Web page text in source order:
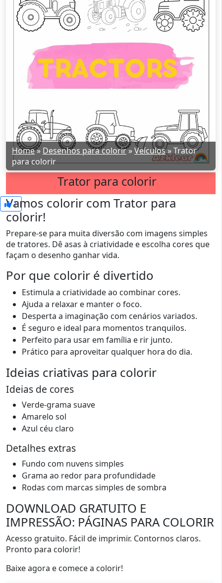
Home» Desenhos para colorir»Veículos»Trator
para colorir
Trator para colorir
1
Vamos colorir com Trator para
colorir!
Prepare-se para muita diversão com imagens simples
de tratores. Dê asas à criatividade e escolha cores que
façam o desenho ganhar vida.
Por que colorir é divertido
Estimula a criatividade ao combinar cores.
Ajuda a relaxar e manter o foco.
Desperta a imaginação com cenários variados.
É seguro e ideal para momentos tranquilos.
Perfeito para usar em família e rir junto.
Prático para aproveitar qualquer hora do dia.
Ideias criativas para colorir
Ideias de cores
Verde-grama suave
Amarelo sol
Azul céu claro
Detalhes extras
Fundo com nuvens simples
Grama ao redor para profundidade
Rodas com marcas simples de sombra
DOWNLOAD GRATUITO E
IMPRESSÃO: PÁGINAS PARA COLORIR
Acesso gratuito. Fácil de imprimir. Contornos claros.
Pronto para colorir!
Baixe agora e comece a colorir!